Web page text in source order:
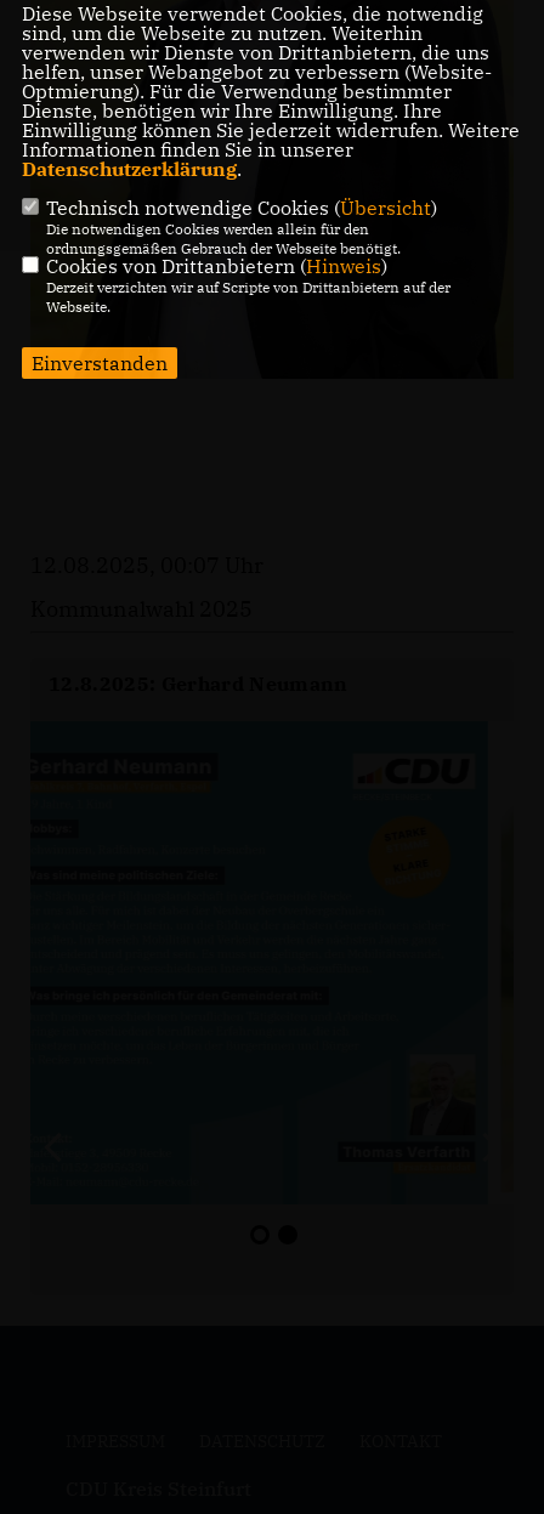
Diese Webseite verwendet Cookies, die notwendig
sind, um die Webseite zu nutzen. Weiterhin
verwenden wir Dienste von Drittanbietern, die uns
helfen, unser Webangebot zu verbessern (Website-
Optmierung). Für die Verwendung bestimmter
Dienste, benötigen wir Ihre Einwilligung. Ihre
Einwilligung können Sie jederzeit widerrufen. Weitere
Informationen finden Sie in unserer
Datenschutzerklärung.
Technisch notwendige Cookies (Übersicht)
Die notwendigen Cookies werden allein für den
ordnungsgemäßen Gebrauch der Webseite benötigt.
Cookies von Drittanbietern (Hinweis)
Derzeit verzichten wir auf Scripte von Drittanbietern auf der
Webseite.
Einverstanden